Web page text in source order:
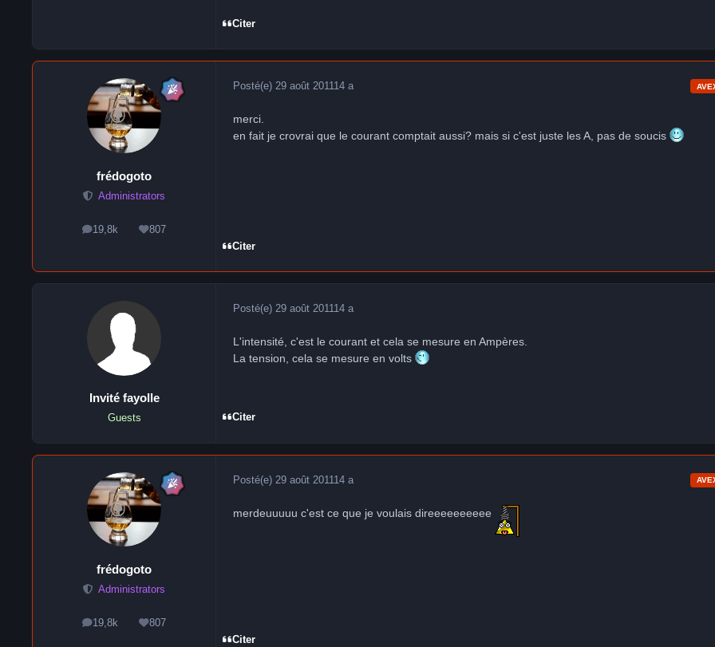
Citer
frédogoto
Administrators
19,8k
messages807
Réputation
Posté(e) 29 août 201114 a
merci.
en fait je crovrai que le courant comptait aussi? mais si c'est juste les A, pas de soucis
Citer
Invité fayolle
Guests
Posté(e) 29 août 201114 a
L'intensité, c'est le courant et cela se mesure en Ampères.
La tension, cela se mesure en volts
Citer
frédogoto
Administrators
19,8k
messages807
Réputation
Posté(e) 29 août 201114 a
merdeuuuuu c'est ce que je voulais direeeeeeeeee
Citer